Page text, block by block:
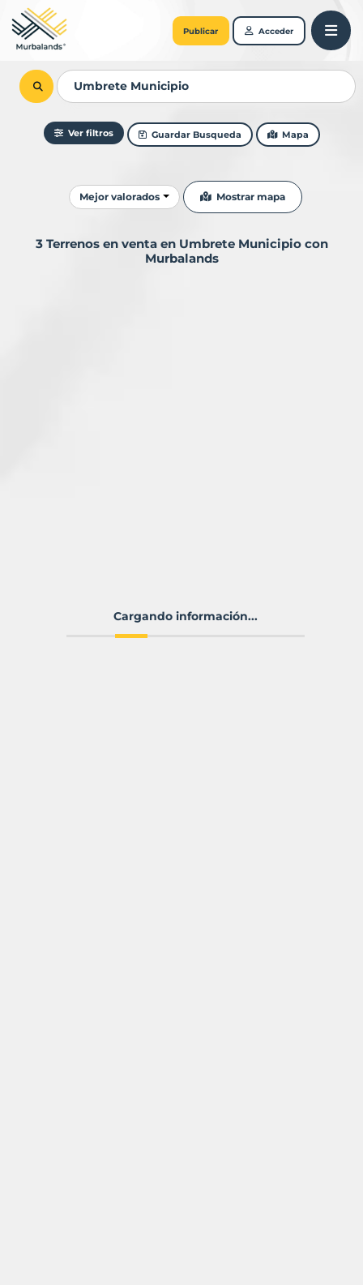
Publicar Acceder
Ver filtros Guardar Busqueda Mapa
Ordenar resultados
Mejor valorados Mostrar mapa
3 Terrenos en venta en Umbrete Municipio con
Murbalands
Cargando información...